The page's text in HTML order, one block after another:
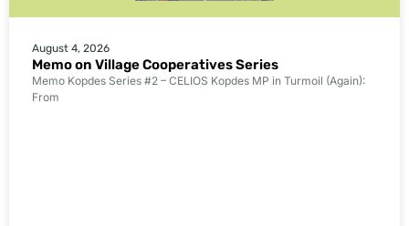
August 4, 2026
Memo on Village Cooperatives Series
Memo Kopdes Series #2 – CELIOS Kopdes MP in Turmoil (Again):
From